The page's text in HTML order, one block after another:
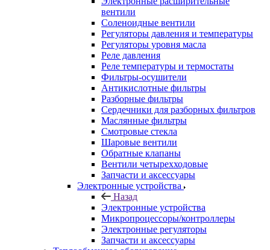
вентили
Соленоидные вентили
Регуляторы давления и температуры
Регуляторы уровня масла
Реле давления
Реле температуры и термостаты
Фильтры-осушители
Антикислотные фильтры
Разборные фильтры
Сердечники для разборных фильтров
Маслянные фильтры
Смотровые стекла
Шаровые вентили
Обратные клапаны
Вентили четырехходовые
Запчасти и аксессуары
Электронные устройства
Назад
Электронные устройства
Микропроцессоры/контроллеры
Электронные регуляторы
Запчасти и аксессуары